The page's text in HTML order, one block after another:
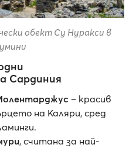
обект Су Нуракси в
Сардиния
– красив
на Каляри, сред
, считана за най-